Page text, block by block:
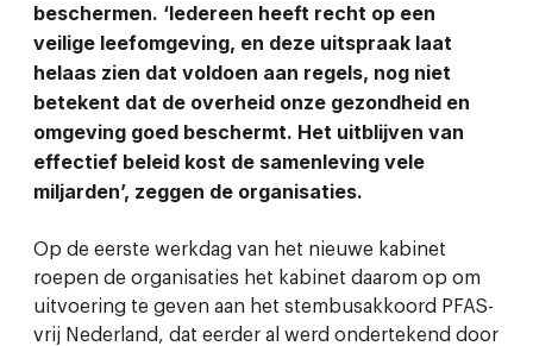
beschermen. ‘Iedereen heeft recht op een
veilige leefomgeving, en deze uitspraak laat
helaas zien dat voldoen aan regels, nog niet
betekent dat de overheid onze gezondheid en
omgeving goed beschermt. Het uitblijven van
effectief beleid kost de samenleving vele
miljarden’, zeggen de organisaties.
Op de eerste werkdag van het nieuwe kabinet
roepen de organisaties het kabinet daarom op om
uitvoering te geven aan het stembusakkoord PFAS-
vrij Nederland, dat eerder al werd ondertekend door